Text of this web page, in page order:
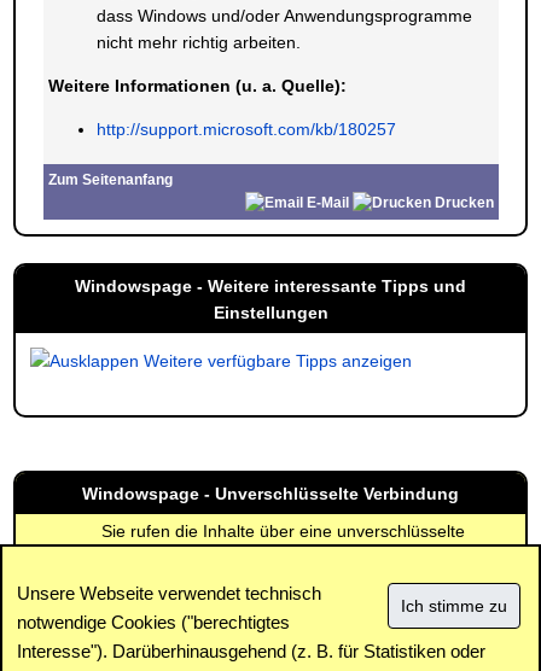
dass Windows und/oder Anwendungsprogramme
nicht mehr richtig arbeiten.
Weitere Informationen (u. a. Quelle):
http://support.microsoft.com/kb/180257
Zum Seitenanfang
E-Mail
Drucken
Windowspage - Weitere interessante Tipps und
Einstellungen
Weitere verfügbare Tipps anzeigen
Unsere Webseite verwendet technisch
notwendige Cookies ("berechtigtes
Interesse"). Darüberhinausgehend (z. B. für Statistiken oder
Windowspage - Unverschlüsselte Verbindung
Sie rufen die Inhalte über eine unverschlüsselte
verschlüsselte Verbindung (SSL) abgerufen werden:
https://www.windowspage.de/tipps/021734.html
Impressum | Kontakt | Datenschutz / Cookies |
SPAM /